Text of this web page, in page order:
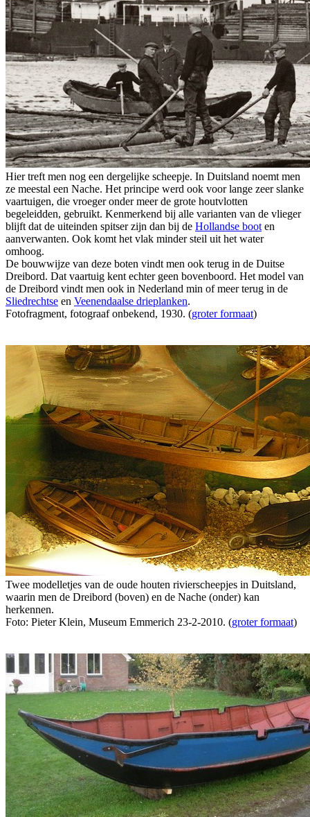
Hier treft men nog een dergelijke scheepje. In Duitsland noemt men
ze meestal een Nache. Het principe werd ook voor lange zeer slanke
vaartuigen, die vroeger onder meer de grote houtvlotten
begeleidden, gebruikt. Kenmerkend bij alle varianten van de vlieger
blijft dat de uiteinden spitser zijn dan bij de Hollandse boot en
aanverwanten. Ook komt het vlak minder steil uit het water
omhoog.
De bouwwijze van deze boten vindt men ook terug in de Duitse
Dreibord. Dat vaartuig kent echter geen bovenboord. Het model van
de Dreibord vindt men ook in Nederland min of meer terug in de
Sliedrechtse en Veenendaalse drieplanken.
Fotofragment, fotograaf onbekend, 1930. (groter formaat)
Twee modelletjes van de oude houten rivierscheepjes in Duitsland,
waarin men de Dreibord (boven) en de Nache (onder) kan
herkennen.
Foto: Pieter Klein, Museum Emmerich 23-2-2010. (groter formaat)